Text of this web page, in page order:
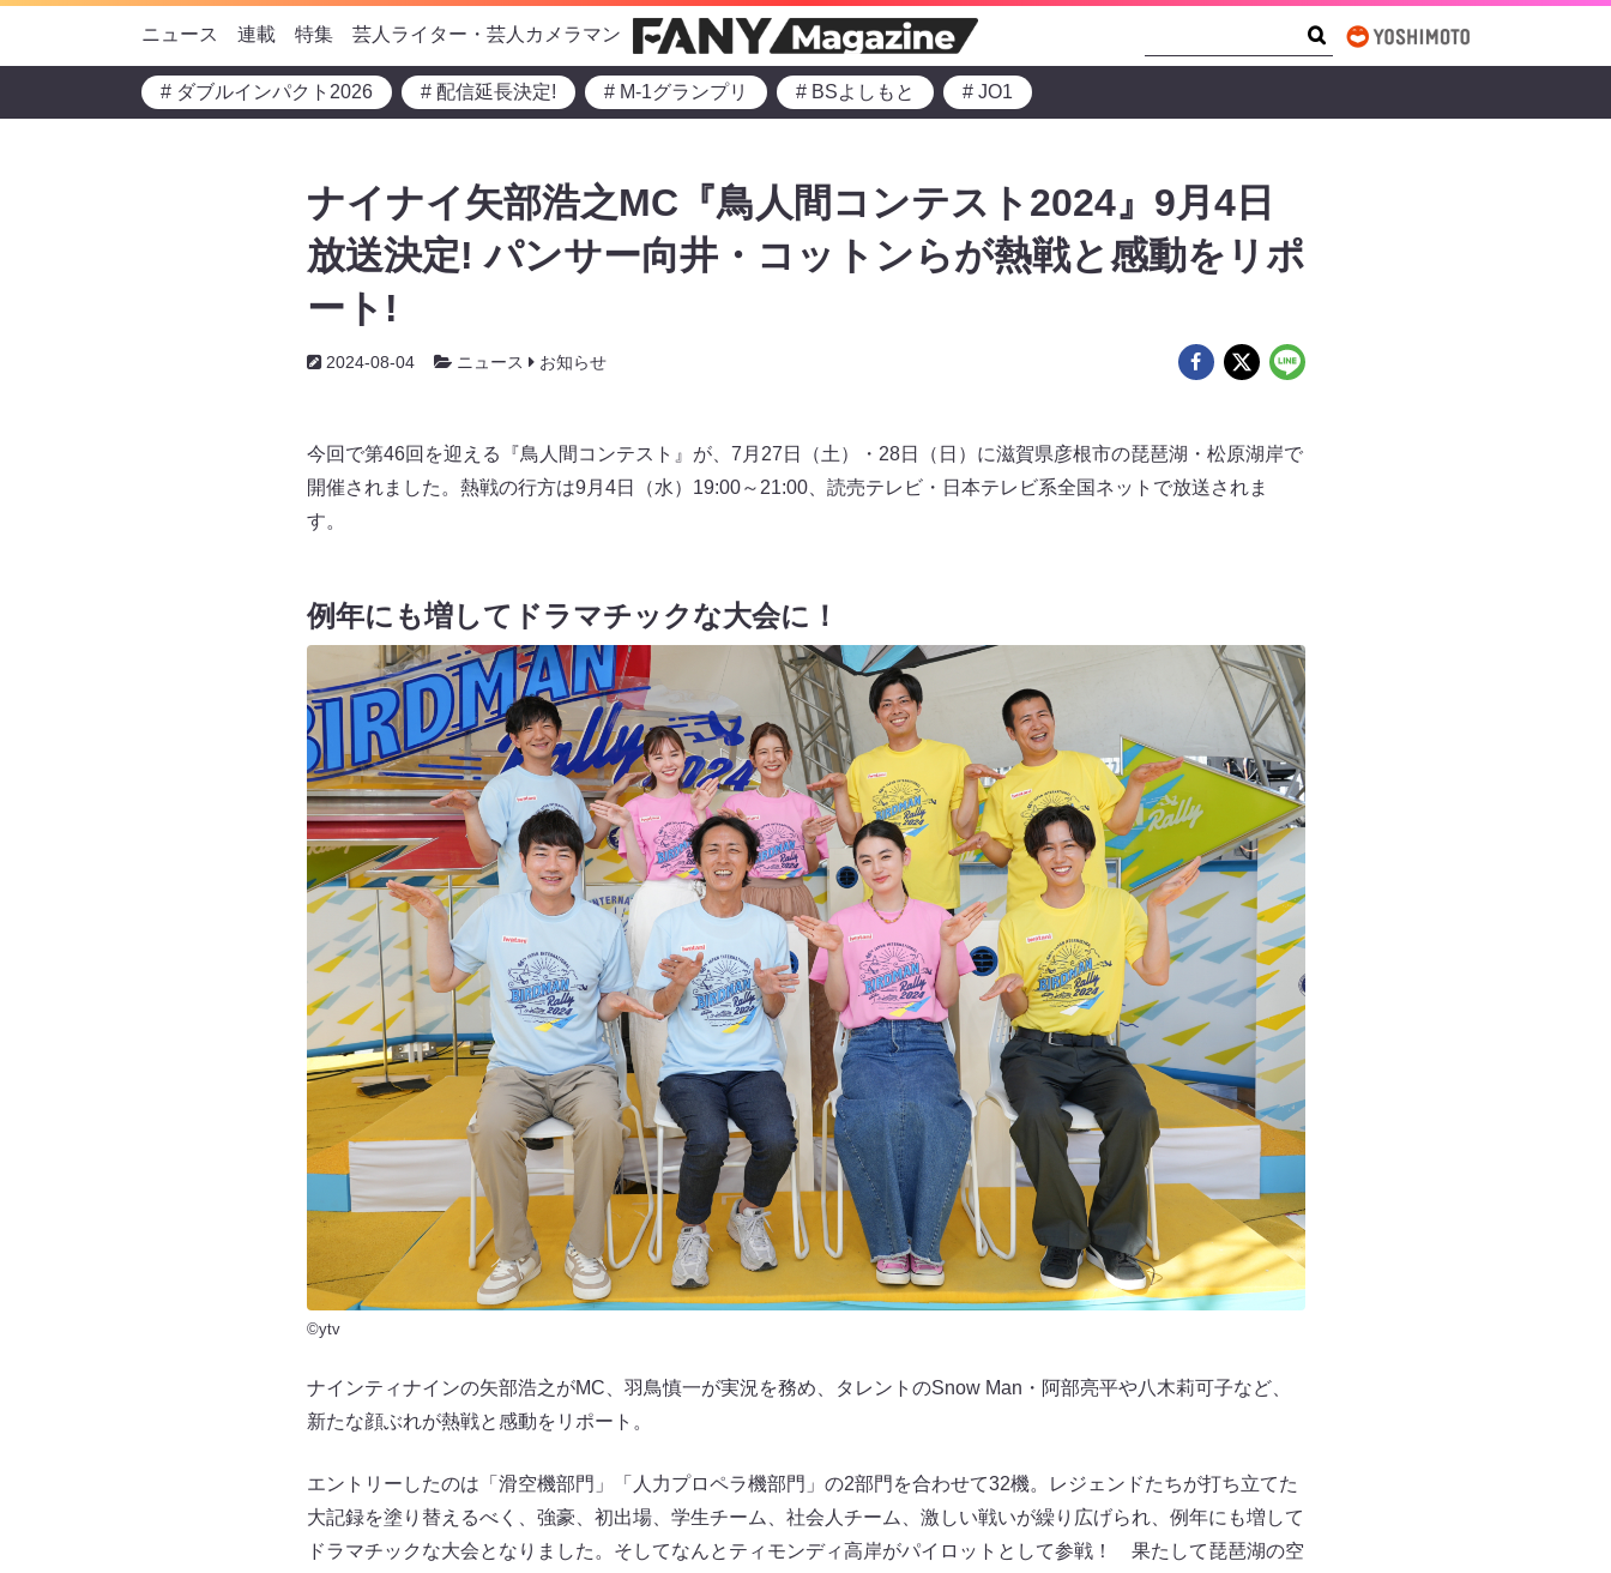
ニュース 連載 特集 芸人ライター・芸人カメラマン
# ダブルインパクト2026 # 配信延長決定! # M-1グランプリ # BSよしもと # JO1
ナイナイ矢部浩之MC『鳥人間コンテスト2024』9月4日
放送決定! パンサー向井・コットンらが熱戦と感動をリポ
ート!
2024-08-04 ニュース お知らせ
今回で第46回を迎える『鳥人間コンテスト』が、7月27日（土）・28日（日）に滋賀県彦根市の琵琶湖・松原湖岸で
開催されました。熱戦の行方は9月4日（水）19:00～21:00、読売テレビ・日本テレビ系全国ネットで放送されま
す。
例年にも増してドラマチックな大会に！
©ytv
ナインティナインの矢部浩之がMC、羽鳥慎一が実況を務め、タレントのSnow Man・阿部亮平や八木莉可子など、
新たな顔ぶれが熱戦と感動をリポート。
エントリーしたのは「滑空機部門」「人力プロペラ機部門」の2部門を合わせて32機。レジェンドたちが打ち立てた
大記録を塗り替えるべく、強豪、初出場、学生チーム、社会人チーム、激しい戦いが繰り広げられ、例年にも増して
ドラマチックな大会となりました。そしてなんとティモンディ高岸がパイロットとして参戦！ 果たして琵琶湖の空